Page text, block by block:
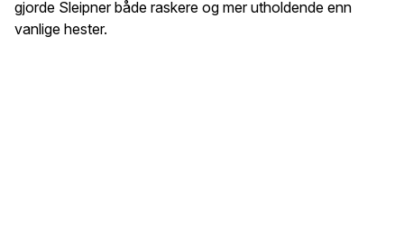
gjorde Sleipner både raskere og mer utholdende enn
vanlige hester.